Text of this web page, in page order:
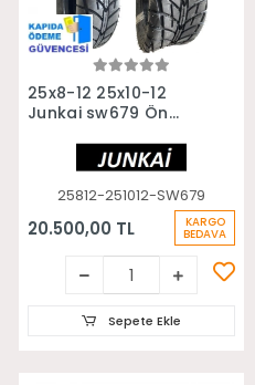
Sepete Ekle
25x8-12 25x10-12
Junkai sw679 Ön
Yol Atv Utv Lastiği
25812-251012-SW679
20.500,00 TL KARGO
BEDAVA
Sepete Ekle